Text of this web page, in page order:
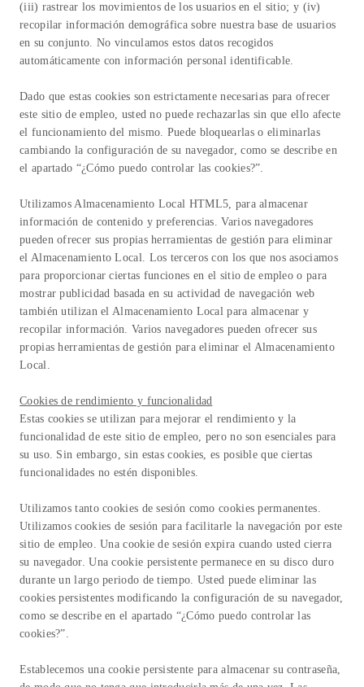
(iii) rastrear los movimientos de los usuarios en el sitio; y (iv)
recopilar información demográfica sobre nuestra base de usuarios
en su conjunto. No vinculamos estos datos recogidos
automáticamente con información personal identificable.
Dado que estas cookies son estrictamente necesarias para ofrecer
este sitio de empleo, usted no puede rechazarlas sin que ello afecte
el funcionamiento del mismo. Puede bloquearlas o eliminarlas
cambiando la configuración de su navegador, como se describe en
el apartado “¿Cómo puedo controlar las cookies?”.
Utilizamos Almacenamiento Local HTML5, para almacenar
información de contenido y preferencias. Varios navegadores
pueden ofrecer sus propias herramientas de gestión para eliminar
el Almacenamiento Local. Los terceros con los que nos asociamos
para proporcionar ciertas funciones en el sitio de empleo o para
mostrar publicidad basada en su actividad de navegación web
también utilizan el Almacenamiento Local para almacenar y
recopilar información. Varios navegadores pueden ofrecer sus
propias herramientas de gestión para eliminar el Almacenamiento
Local.
Cookies de rendimiento y funcionalidad
Estas cookies se utilizan para mejorar el rendimiento y la
funcionalidad de este sitio de empleo, pero no son esenciales para
su uso. Sin embargo, sin estas cookies, es posible que ciertas
funcionalidades no estén disponibles.
Utilizamos tanto cookies de sesión como cookies permanentes.
Utilizamos cookies de sesión para facilitarle la navegación por este
sitio de empleo. Una cookie de sesión expira cuando usted cierra
su navegador. Una cookie persistente permanece en su disco duro
durante un largo periodo de tiempo. Usted puede eliminar las
cookies persistentes modificando la configuración de su navegador,
como se describe en el apartado “¿Cómo puedo controlar las
cookies?”.
Establecemos una cookie persistente para almacenar su contraseña,